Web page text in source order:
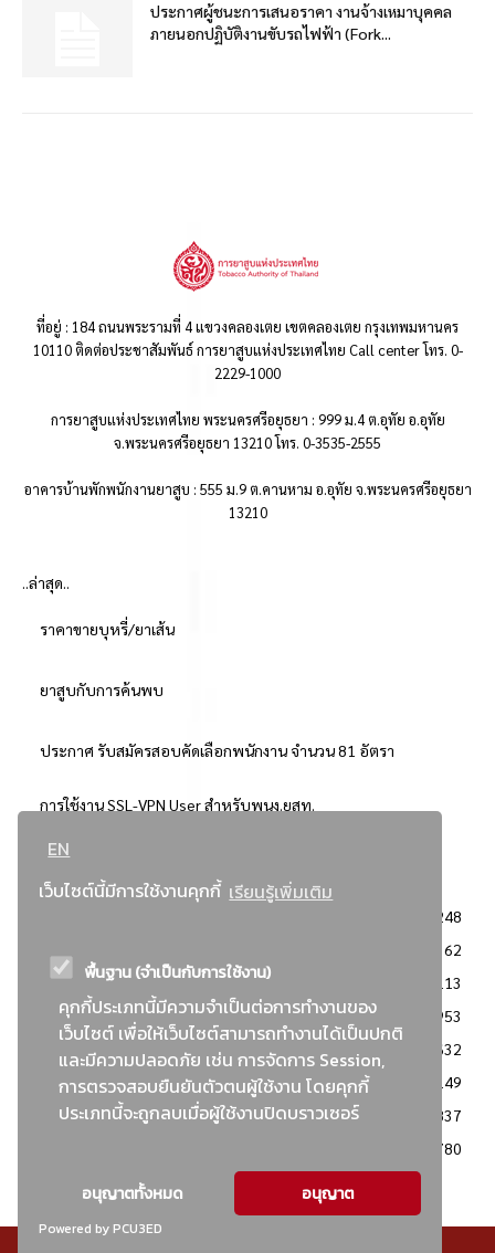
EN
เว็บไซต์นี้มีการใช้งานคุกกี้ เรียนรู้เพิ่มเติม
พื้นฐาน (จำเป็นกับการใช้งาน)
คุกกี้ประเภทนี้มีความจำเป็นต่อการทำงานของ
เว็บไซต์ เพื่อให้เว็บไซต์สามารถทำงานได้เป็นปกติ
และมีความปลอดภัย เช่น การจัดการ Session,
การตรวจสอบยืนยันตัวตนผู้ใช้งาน โดยคุกกี้
ประเภทนี้จะถูกลบเมื่อผู้ใช้งานปิดบราวเซอร์
อนุญาตทั้งหมด อนุญาต
Powered by PCU3ED
ประกาศผู้ชนะการเสนอราคา งานจ้างเหมาบุคคล
ภายนอกปฏิบัติงานขับรถไฟฟ้า (Fork...
ที่อยู่ : 184 ถนนพระรามที่ 4 แขวงคลองเตย เขตคลองเตย กรุงเทพมหานคร
10110 ติดต่อประชาสัมพันธ์ การยาสูบแห่งประเทศไทย Call center โทร. 0-
2229-1000
การยาสูบแห่งประเทศไทย พระนครศรีอยุธยา : 999 ม.4 ต.อุทัย อ.อุทัย
จ.พระนครศรีอยุธยา 13210 โทร. 0-3535-2555
อาคารบ้านพักพนักงานยาสูบ : 555 ม.9 ต.คานหาม อ.อุทัย จ.พระนครศรีอยุธยา
13210
..ล่าสุด..
ราคาขายบุหรี่/ยาเส้น
ยาสูบกับการค้นพบ
ประกาศ รับสมัครสอบคัดเลือกพนักงาน จำนวน 81 อัตรา
การใช้งาน SSL-VPN User สำหรับพนง.ยสท.
..ยอดนิยม..
3248
2362
: วิธีเฉพาะเจาะจง
2113
ข่าวสาร/ประกาศ
1953
: เอกสารส่งเสริมความโปร่งใสในการจัดซื้อจัดจ้าง
1632
ข่าวสารจัดซื้อจัดจ้าง
1149
: แผนการจัดซื้อจัดจ้าง
837
780